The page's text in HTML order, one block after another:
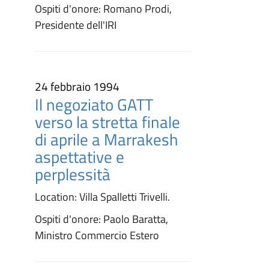
Ospiti d'onore: Romano Prodi,
Presidente dell'IRI
24 febbraio 1994
Il negoziato GATT
verso la stretta finale
di aprile a Marrakesh
aspettative e
perplessità
Location: Villa Spalletti Trivelli.
Ospiti d'onore: Paolo Baratta,
Ministro Commercio Estero